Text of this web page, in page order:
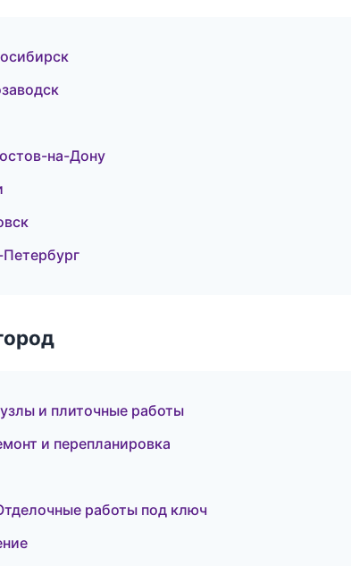
на-Дону
и плиточные работы
и перепланировка
работы под ключ